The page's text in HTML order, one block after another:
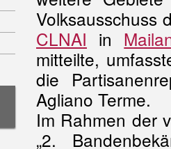
Volksausschuss
CLNAI in
mitteilte,
die
Agliano Terme.
Im Rahmen der
„2.